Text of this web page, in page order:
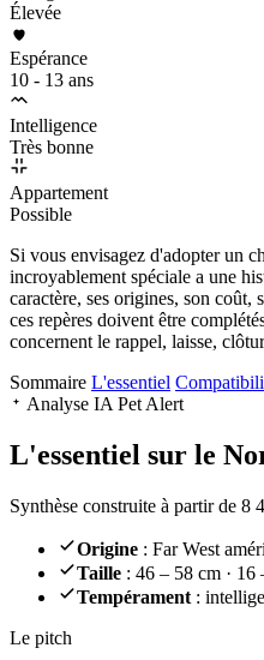
Élevée
Espérance
10 - 13 ans
Intelligence
Très bonne
Appartement
Possible
Si vous envisagez d'adopter un
incroyablement spéciale a une
caractère, ses origines, son
ces repères doivent être
concernent le rappel, laisse,
Sommaire L'essentiel
Analyse IA Pet Alert
L'essentiel sur le
Synthèse construite à partir de
Origine : Far West
Taille : 46 – 58 cm · 16
Tempérament :
Le pitch